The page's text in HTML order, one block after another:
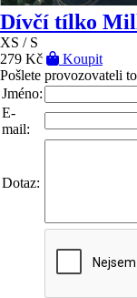
Dívčí tílko
XS / S
279 Kč
Koupit
Pošlete provozovateli
Jméno:
E-
mail:
Dotaz: